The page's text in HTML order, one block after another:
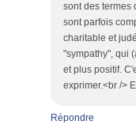
sont des termes
sont parfois
charitable et
"sympathy", qui
et plus positif.
exprimer.<br />
Répondre